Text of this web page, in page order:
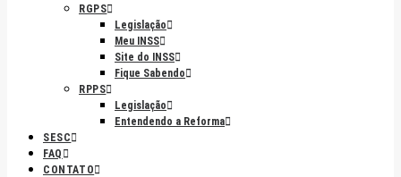
RGPS
Legislação
Meu INSS
Site do INSS
Fique Sabendo
RPPS
Legislação
Entendendo a Reforma
SESC
FAQ
CONTATO